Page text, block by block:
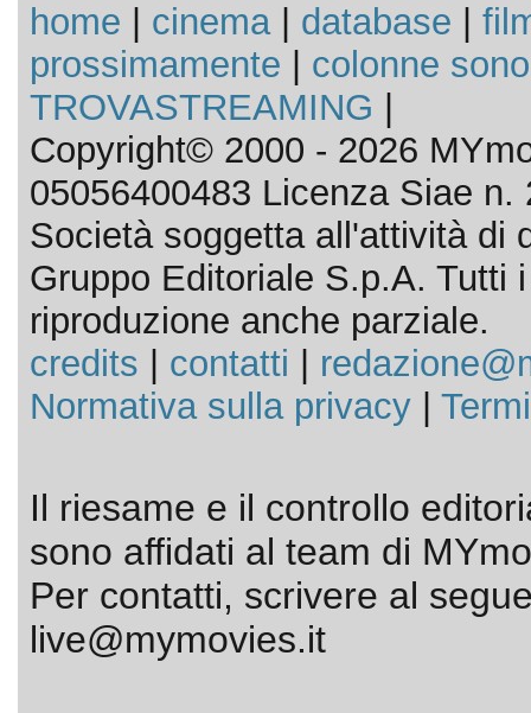
home cinema| database
prossimamente
colonne
TROVASTREAMING
Copyright© 2000 - 2026
05056400483 Licenza Siae n.
Società soggetta all'attività di
Gruppo Editoriale S.p.A. Tutti
riproduzione anche parziale.
credits
contatti
Normativa sulla privacy|
Il riesame e il controllo
sono affidati al team di
Per contatti, scrivere al
live@mymovies.it